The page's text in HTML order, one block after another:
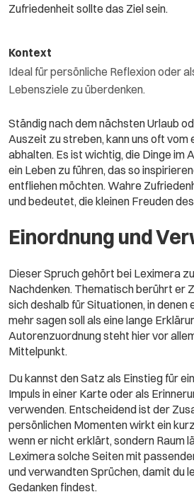
Zufriedenheit sollte das Ziel sein.
Kontext
Ideal für persönliche Reflexion oder
Lebensziele zu überdenken.
Ständig nach dem nächsten Urlaub
Auszeit zu streben, kann uns oft vom
abhalten. Es ist wichtig, die Dinge im
ein Leben zu führen, das so
entfliehen möchten. Wahre
und bedeutet, die kleinen Freuden
Einordnung und
Dieser Spruch gehört bei Leximera
Nachdenken. Thematisch berührt er
sich deshalb für Situationen, in denen
mehr sagen soll als eine lange
Autorenzuordnung steht hier vor
Mittelpunkt.
Du kannst den Satz als Einstieg für
Impuls in einer Karte oder als
verwenden. Entscheidend ist der
persönlichen Momenten wirkt ein
wenn er nicht erklärt, sondern Raum
Leximera solche Seiten mit
und verwandten Sprüchen, damit du
Gedanken findest.